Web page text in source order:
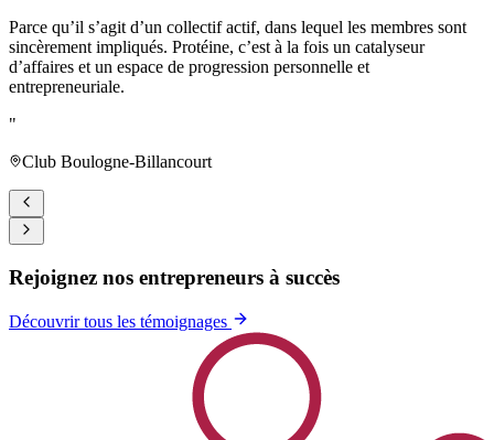
Parce qu’il s’agit d’un collectif actif, dans lequel les membres sont
sincèrement impliqués. Protéine, c’est à la fois un catalyseur
d’affaires et un espace de progression personnelle et
entrepreneuriale.
"
Club Boulogne-Billancourt
Rejoignez nos entrepreneurs à succès
Découvrir tous les témoignages